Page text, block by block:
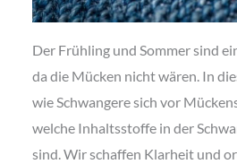
Der Frühling und Sommer sind
da die Mücken nicht wären. In
wie Schwangere sich vor
welche Inhaltsstoffe in der
sind. Wir schaffen Klarheit und